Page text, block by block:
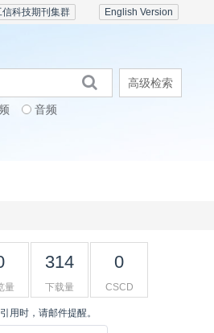
English Version
信科技期刊集群
音频
高级检索
量
314
下载量
0
CSCD
用时，请邮件提醒。